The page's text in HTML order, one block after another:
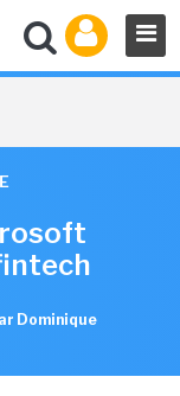
Dominique